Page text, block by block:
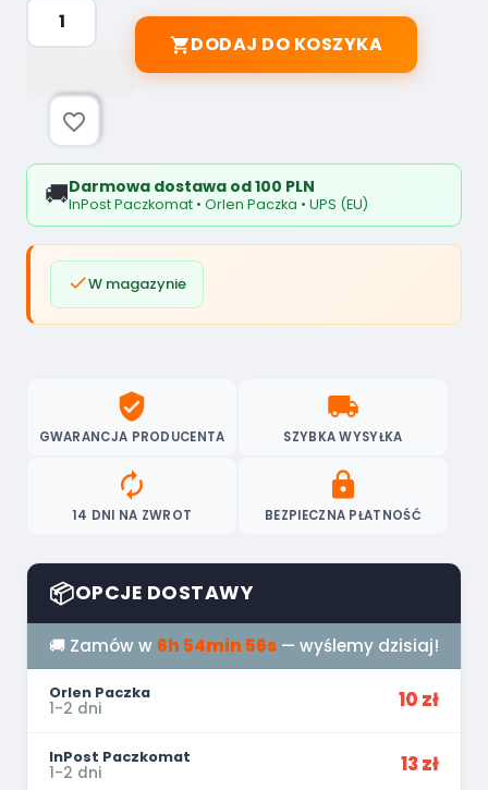
DODAJ DO KOSZYKA
favorite_border
🚚Darmowa dostawa od 100 PLN
InPost Paczkomat • Orlen Paczka • UPS (EU)
W magazynie
verified_user
GWARANCJA PRODUCENTA
local_shipping
SZYBKA WYSYŁKA
autorenew
14 DNI NA ZWROT
lock
BEZPIECZNA PŁATNOŚĆ
📦OPCJE DOSTAWY
🚚 Zamów w 6h 54min 56s — wyślemy dzisiaj!
Orlen Paczka
1-2 dni 10 zł
InPost Paczkomat
1-2 dni 13 zł